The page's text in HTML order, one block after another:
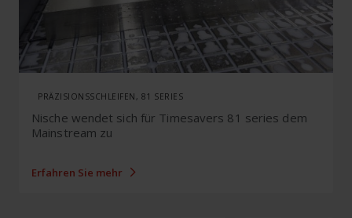
PRÄZISIONSSCHLEIFEN, 81 SERIES
Nische wendet sich für Timesavers 81 series dem
Mainstream zu
Erfahren Sie mehr